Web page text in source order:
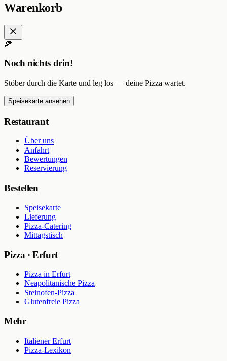
Warenkorb
🍕
Noch nichts drin!
Stöber durch die Karte und leg los — deine Pizza wartet.
Speisekarte ansehen
Restaurant
Über uns
Anfahrt
Bewertungen
Reservierung
Bestellen
Speisekarte
Lieferung
Pizza-Catering
Mittagstisch
Pizza · Erfurt
Pizza in Erfurt
Neapolitanische Pizza
Steinofen-Pizza
Glutenfreie Pizza
Mehr
Italiener Erfurt
Pizza-Lexikon